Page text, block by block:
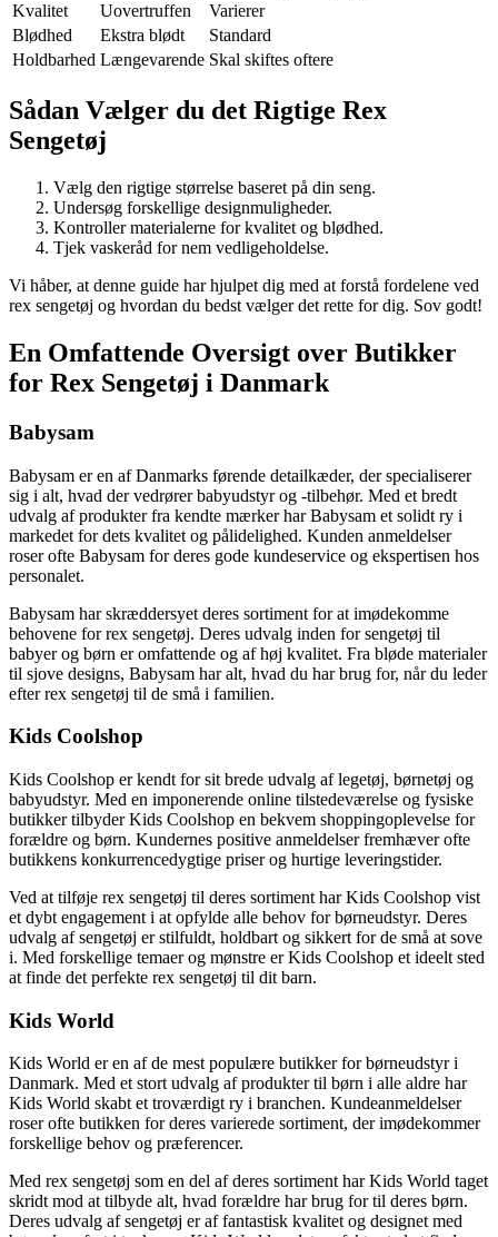
Kvalitet
Uovertruffen
Varierer
Blødhed
Ekstra blødt
Standard
Holdbarhed Længevarende Skal skiftes oftere
Sådan Vælger du det Rigtige Rex
Sengetøj
Vælg den rigtige størrelse baseret på din seng.
Undersøg forskellige designmuligheder.
Kontroller materialerne for kvalitet og blødhed.
Tjek vaskeråd for nem vedligeholdelse.
Vi håber, at denne guide har hjulpet dig med at forstå fordelene ved
rex sengetøj og hvordan du bedst vælger det rette for dig. Sov godt!
En Omfattende Oversigt over Butikker
for Rex Sengetøj i Danmark
Babysam
Babysam er en af Danmarks førende detailkæder, der specialiserer
sig i alt, hvad der vedrører babyudstyr og -tilbehør. Med et bredt
udvalg af produkter fra kendte mærker har Babysam et solidt ry i
markedet for dets kvalitet og pålidelighed. Kunden anmeldelser
roser ofte Babysam for deres gode kundeservice og ekspertisen hos
personalet.
Babysam har skræddersyet deres sortiment for at imødekomme
behovene for rex sengetøj. Deres udvalg inden for sengetøj til
babyer og børn er omfattende og af høj kvalitet. Fra bløde materialer
til sjove designs, Babysam har alt, hvad du har brug for, når du leder
efter rex sengetøj til de små i familien.
Kids Coolshop
Kids Coolshop er kendt for sit brede udvalg af legetøj, børnetøj og
babyudstyr. Med en imponerende online tilstedeværelse og fysiske
butikker tilbyder Kids Coolshop en bekvem shoppingoplevelse for
forældre og børn. Kundernes positive anmeldelser fremhæver ofte
butikkens konkurrencedygtige priser og hurtige leveringstider.
Ved at tilføje rex sengetøj til deres sortiment har Kids Coolshop vist
et dybt engagement i at opfylde alle behov for børneudstyr. Deres
udvalg af sengetøj er stilfuldt, holdbart og sikkert for de små at sove
i. Med forskellige temaer og mønstre er Kids Coolshop et ideelt sted
at finde det perfekte rex sengetøj til dit barn.
Kids World
Kids World er en af de mest populære butikker for børneudstyr i
Danmark. Med et stort udvalg af produkter til børn i alle aldre har
Kids World skabt et troværdigt ry i branchen. Kundeanmeldelser
roser ofte butikken for deres varierede sortiment, der imødekommer
forskellige behov og præferencer.
Med rex sengetøj som en del af deres sortiment har Kids World taget
skridt mod at tilbyde alt, hvad forældre har brug for til deres børn.
Deres udvalg af sengetøj er af fantastisk kvalitet og designet med